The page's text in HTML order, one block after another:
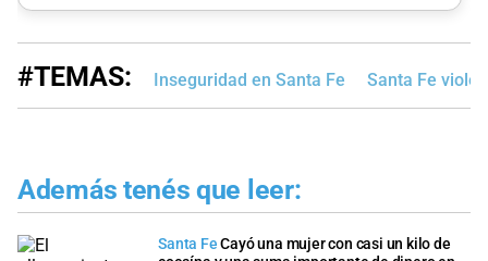
#TEMAS: Inseguridad en Santa Fe Santa Fe
Además tenés que leer:
Santa Fe Cayó una mujer con casi un kilo de